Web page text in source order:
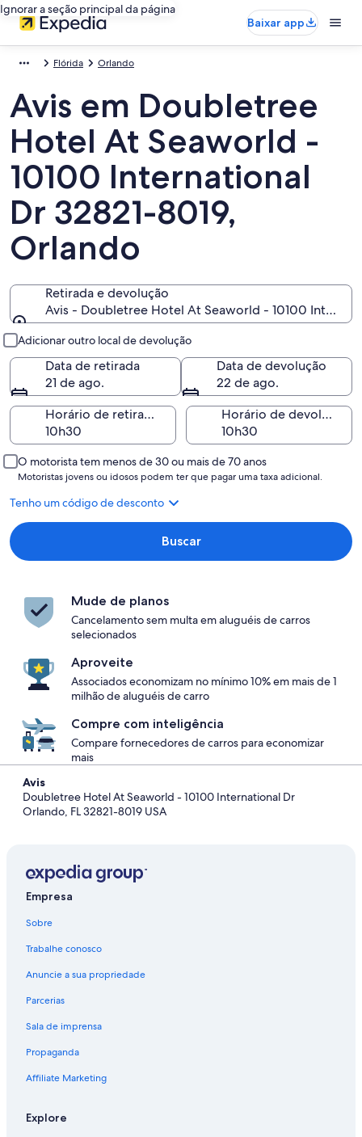
Ignorar a seção principal da página
Baixar app
Flórida Orlando
Avis em Doubletree
Hotel At Seaworld -
10100 International
Dr 32821-8019,
Orlando
Retirada e devolução
Avis - Doubletree Hotel At Seaworld - 10100
Adicionar outro local de devolução
Data de retirada
21 de ago.
Data de devolução
22 de ago.
Horário de retirada
Horário de devolução
O motorista tem menos de 30 ou mais de 70 anos
Motoristas jovens ou idosos podem ter que pagar uma taxa adicional.
Tenho um código de desconto
Buscar
Mude de planos
Cancelamento sem multa em aluguéis de carros
selecionados
Aproveite
Associados economizam no mínimo 10% em mais de 1
milhão de aluguéis de carro
Compre com inteligência
Compare fornecedores de carros para economizar
mais
Avis
Doubletree Hotel At Seaworld - 10100 International Dr
Orlando, FL 32821-8019 USA
Empresa
Sobre
Trabalhe conosco
Anuncie a sua propriedade
Parcerias
Sala de imprensa
Propaganda
Affiliate Marketing
Explore